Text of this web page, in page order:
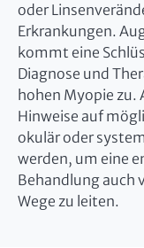
oder
Erkrankungen.
kommt eine
Diagnose und
hohen Myopie zu.
Hinweise auf
okulär oder
werden, um eine
Behandlung auch
Wege zu leiten.